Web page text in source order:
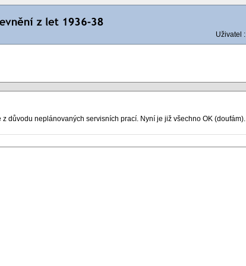
Uživatel :
důvodu neplánovaných servisních prací. Nyní je již všechno OK (doufám).